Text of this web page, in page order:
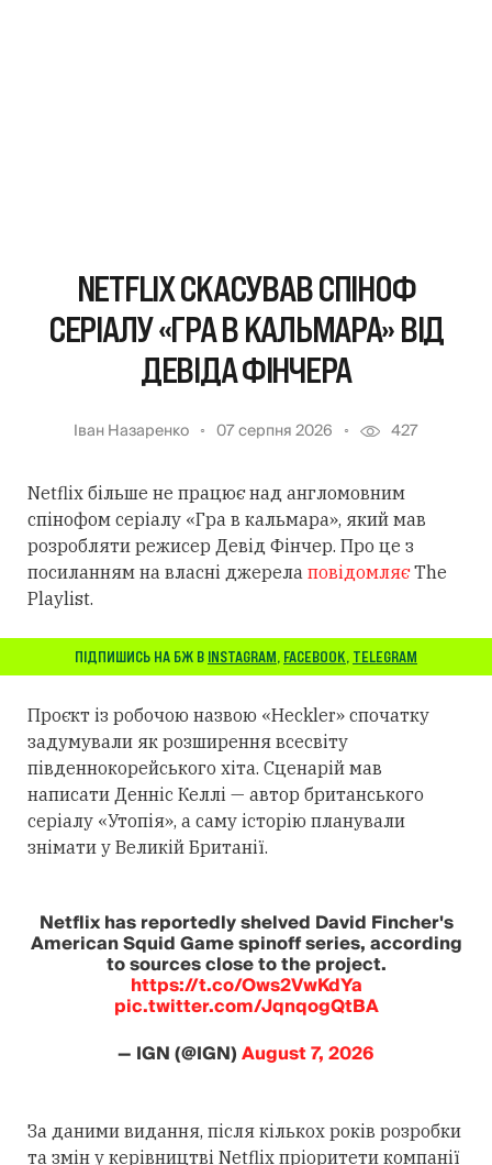
NETFLIX СКАСУВАВ СПІНОФ
СЕРІАЛУ «ГРА В КАЛЬМАРА» ВІД
ДЕВІДА ФІНЧЕРА
Іван Назаренко 07 серпня 2026 427
Netflix більше не працює над англомовним
спінофом серіалу «Гра в кальмара», який мав
розробляти режисер Девід Фінчер. Про це з
посиланням на власні джерела повідомляєThe
Playlist.
ПІДПИШИСЬ НА БЖ В INSTAGRAM, FACEBOOK, TELEGRAM
Проєкт із робочою назвою «Heckler» спочатку
задумували як розширення всесвіту
південнокорейського хіта. Сценарій мав
написати Денніс Келлі — автор британського
серіалу «Утопія», а саму історію планували
знімати у Великій Британії.
Netflix has reportedly shelved David Fincher's
American Squid Game spinoff series, according
to sources close to the project.
https://t.co/Ows2VwKdYa
pic.twitter.com/JqnqogQtBA
— IGN (@IGN)August 7, 2026
За даними видання, після кількох років розробки
та змін у керівництві Netflix пріоритети компанії